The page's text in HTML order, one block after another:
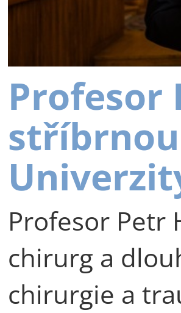
Profesor
Profesor Petr
chirurg a
chirurgie a